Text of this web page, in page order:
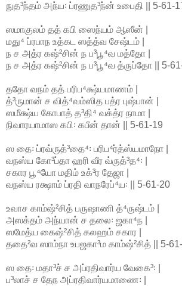
நுத³ந்தம் அந்ய꞉ ப்ரணுத³ந்ன் உபைதி || 5-61-
ஸமாகுலம் தத் கபி ஸைந்யம் ஆஸீன் |
மது⁴ ப்ரபாந உத்கட ஸத்த்வ சேஷ்டம் |
ந ச அத்ர கஷ்²சின் ந ப³பூ⁴வ மத்தோ |
ந ச அத்ர கஷ்²சின் ந ப³பூ⁴வ த்ருப்தோ || 5-
ததோ வநம் தத் பரிப⁴க்ஷ்யமாணம் |
த்³ருமான் ச வித்⁴வம்ஸித பத்ர புஷ்பான் |
ஸமீக்ஷ்ய கோபாத் த³தி⁴ வக்த்ர நாமா |
நிவாரயாமாஸ கபி꞉ கபீன் தான் || 5-61-19
ஸ தை꞉ ப்ரவ்ருத்³தை⁴꞉ பரிப⁴ர்த்ஸ்யமாநோ |
வநஸ்ய கோ³ப்தா ஹரி வீர வ்ருத்³த⁴꞉ |
சகார பூ⁴யோ மதிம் உக்³ர தேஜா |
வநஸ்ய ரக்ஷாம் ப்ரதி வாநரேப்⁴ய꞉ || 5-61-20
உவாச காம்ஷ்²சித் பருஷாணி த்⁴ருஷ்டம் |
அஸக்தம் அந்யான் ச தலை꞉ ஜகா⁴ந |
ஸமேத்ய கைஷ்²சித் கலஹம் சகார |
ததை²வ ஸாம்நா உபஜகா³ம காம்ஷ்²சித் || 5-
ஸ தை꞉ மதா³ச் ச அப்ரதிவார்ய வேகை³꞉ |
ப³லாச் ச தேந அப்ரதிவார்யமாணை꞉ |